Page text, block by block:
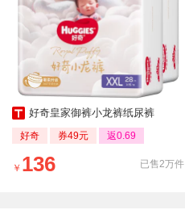
好奇皇家御裤小龙裤纸尿裤
好奇 券49元 返0.69
已售2万件
￥ 136